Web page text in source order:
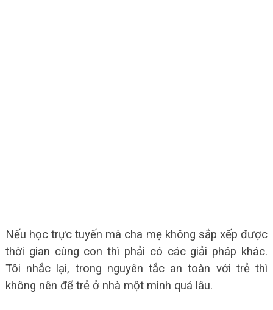
Nếu học trực tuyến mà cha mẹ không sắp xếp được
thời gian cùng con thì phải có các giải pháp khác.
Tôi nhắc lại, trong nguyên tắc an toàn với trẻ thì
không nên để trẻ ở nhà một mình quá lâu.